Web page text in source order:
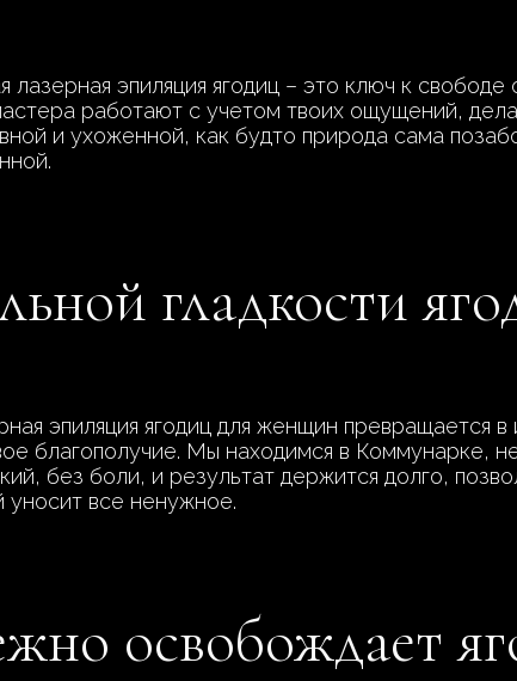
эпиляция ягодиц – это ключ к
работают с учетом твоих ощущений,
и ухоженной, как будто природа сама
гладкости
эпиляция ягодиц для женщин превращается
благополучие. Мы находимся в Коммунарке,
без боли, и результат держится долго,
уносит все ненужное.
освобождает